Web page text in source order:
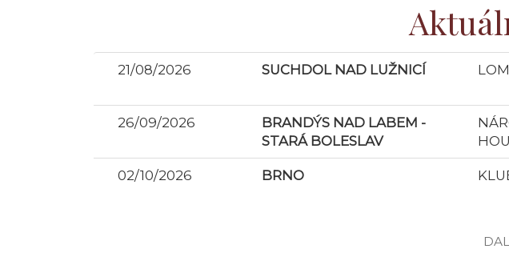
21/08/2026 SUCHDOL NAD LUŽNICÍ
26/09/2026
BRANDÝS NAD LABEM -
STARÁ BOLESLAV
02/10/2026 BRNO